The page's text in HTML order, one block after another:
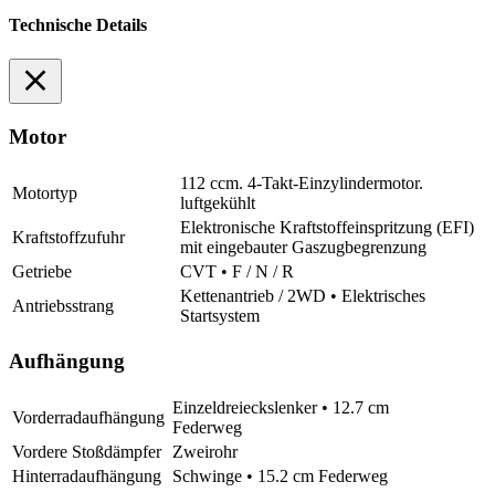
Technische Details
Motor
Motortyp
112 ccm. 4-Takt-Einzylindermotor.
luftgekühlt
Kraftstoffzufuhr
Elektronische Kraftstoffeinspritzung (EFI)
mit eingebauter Gaszugbegrenzung
Getriebe
CVT • F / N / R
Antriebsstrang
Kettenantrieb / 2WD • Elektrisches
Startsystem
Aufhängung
Vorderradaufhängung
Einzeldreieckslenker • 12.7 cm
Federweg
Vordere Stoßdämpfer
Zweirohr
Hinterradaufhängung
Schwinge • 15.2 cm Federweg